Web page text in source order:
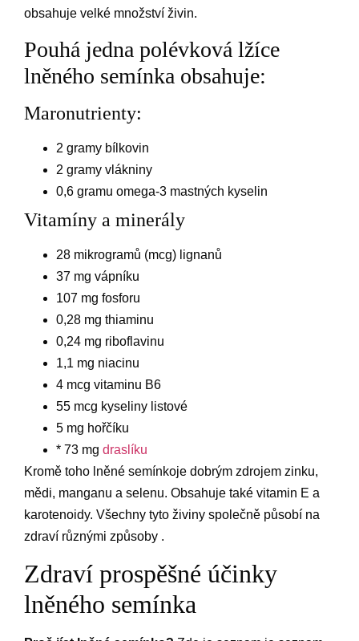
obsahuje velké množství živin.
Pouhá jedna polévková lžíce
lněného semínka obsahuje:
Maronutrienty:
2 gramy bílkovin
2 gramy vlákniny
0,6 gramu omega-3 mastných kyselin
Vitamíny a minerály
28 mikrogramů (mcg) lignanů
37 mg vápníku
107 mg fosforu
0,28 mg thiaminu
0,24 mg riboflavinu
1,1 mg niacinu
4 mcg vitaminu B6
55 mcg kyseliny listové
5 mg hořčíku
* 73 mg draslíku
Kromě toho lněné semínkoje dobrým zdrojem zinku,
mědi, manganu a selenu. Obsahuje také vitamin E a
karotenoidy. Všechny tyto živiny společně působí na
zdraví různými způsoby .
Zdraví prospěšné účinky
lněného semínka